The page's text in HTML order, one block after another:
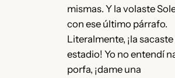
mismas. Y la volaste
con ese último párrafo.
Literalmente, ¡la sacaste
estadio! Yo no entendí
porfa, ¡dame una